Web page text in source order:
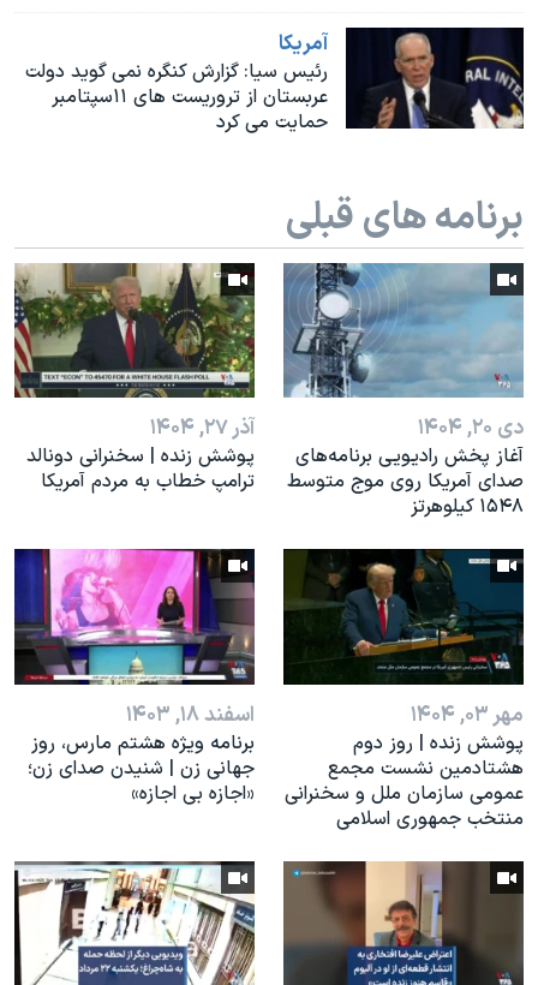
نرگس محمدی برنده جایزه نوبل صلح
همایش محافظه‌کاران آمریکا «سی‌پک»
صفحه‌های ویژه
آمريکا
رئیس سیا: گزارش کنگره نمی گوید دولت
عربستان از تروریست های ۱۱سپتامبر
حمایت می کرد
برنامه های قبلی
دی ۲۰, ۱۴۰۴
آغاز پخش رادیویی برنامه‌های
صدای آمریکا روی موج متوسط
۱۵۴۸ کیلوهرتز
آذر ۲۷, ۱۴۰۴
پوشش زنده | سخنرانی دونالد
ترامپ خطاب به مردم آمریکا
مهر ۰۳, ۱۴۰۴
پوشش زنده | روز دوم
هشتادمین نشست مجمع
عمومی سازمان ملل و سخنرانی
منتخب جمهوری اسلامی
اسفند ۱۸, ۱۴۰۳
برنامه ویژه هشتم مارس، روز
جهانی زن | شنیدن صدای زن؛
«اجازه بی اجازه»